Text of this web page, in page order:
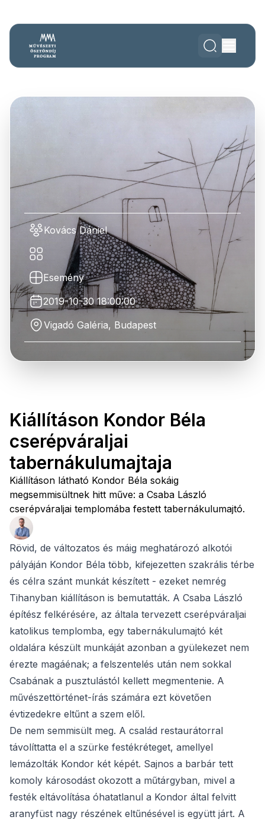
Kovács Dániel
Esemény
2019-10-30 18:00:00
Vigadó Galéria, Budapest
Kiállításon Kondor Béla
cserépváraljai
tabernákulumajtaja
Kiállításon látható Kondor Béla sokáig
megsemmisültnek hitt műve: a Csaba László
cserépváraljai templomába festett tabernákulumajtó.
Rövid, de változatos és máig meghatározó alkotói
pályáján Kondor Béla több, kifejezetten szakrális térbe
és célra szánt munkát készített - ezeket nemrég
Tihanyban kiállításon is bemutatták. A Csaba László
építész felkérésére, az általa tervezett cserépváraljai
katolikus templomba, egy tabernákulumajtó két
oldalára készült munkáját azonban a gyülekezet nem
érezte magáénak; a felszentelés után nem sokkal
Csabának a pusztulástól kellett megmentenie. A
művészettörténet-írás számára ezt követően
évtizedekre eltűnt a szem elől.
De nem semmisült meg. A család restaurátorral
távolíttatta el a szürke festékréteget, amellyel
lemázolták Kondor két képét. Sajnos a barbár tett
komoly károsodást okozott a műtárgyban, mivel a
festék eltávolítása óhatatlanul a Kondor által felvitt
aranyfüst nagy részének eltűnésével is együtt járt. A